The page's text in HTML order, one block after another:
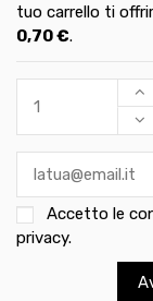
tuo carrello ti
0,70 €.
Accetto le
privacy.